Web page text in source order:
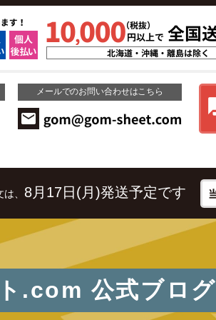
メールでのお問い合わせはこちら
、 8月17日(月)発送予定です
.com 公式ブログ